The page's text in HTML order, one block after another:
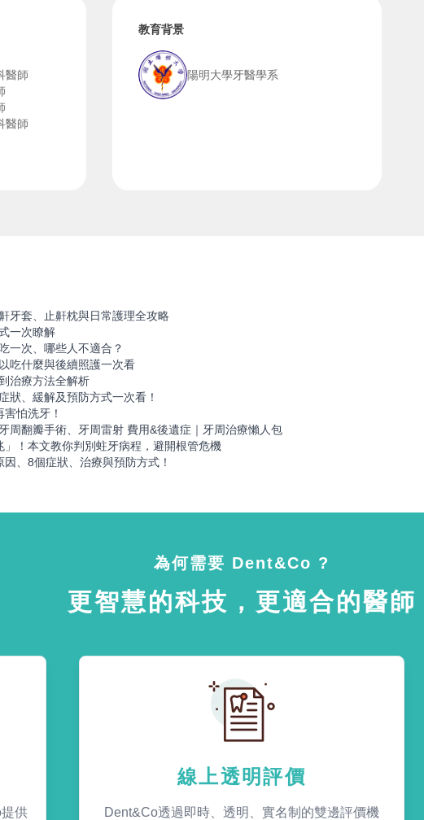
醫師
醫師
教育背景
陽明大學牙醫學系
牙套、止鼾枕與日常護理全攻略
一次瞭解
一次、哪些人不適合？
吃什麼與後續照護一次看
治療方法全解析
狀、緩解及預防方式一次看！
怕洗牙！
周翻瓣手術、牙周雷射 費用&後遺症｜牙周治療懶人包
！本文教你判別蛀牙病程，避開根管危機
、8個症狀、治療與預防方式！
為何需要 Dent&Co ?
更智慧的科技，更適合的醫師
供
線上透明評價
Dent&Co透過即時、透明、實名制的雙邊評價機